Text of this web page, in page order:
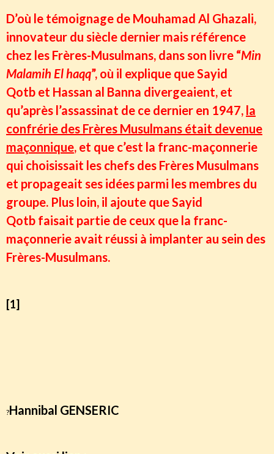
D’où le témoignage de Mouhamad Al Ghazali,
innovateur du siècle dernier mais référence
chez les Frères-Musulmans, dans son livre “Min
Malamih El haqq”, où il explique que Sayid
Qotb et Hassan al Banna divergeaient, et
qu’après l’assassinat de ce dernier en 1947, la
confrérie des Frères Musulmans était devenue
maçonnique, et que c’est la franc-maçonnerie
qui choisissait les chefs des Frères Musulmans
et propageait ses idées parmi les membres du
groupe. Plus loin, il ajoute que Sayid
Qotb faisait partie de ceux que la franc-
maçonnerie avait réussi à implanter au sein des
Frères-Musulmans.
[1]
?Hannibal GENSERIC